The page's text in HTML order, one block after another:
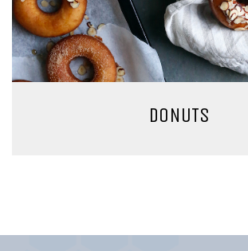
DONUTS